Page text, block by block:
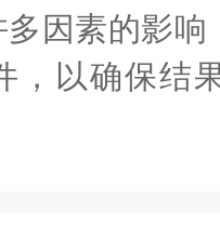
因素的影
，以确保结